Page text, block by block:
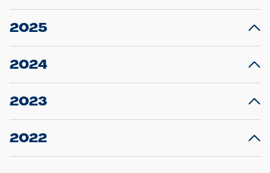
2025
23.12.2025
Projekt S5: Start der Bauarbeiten am
2024
10.12.2024
Großprojekt S5: Sperrung der Bahnstraße in
2023
20.12.2023
Schleswig-Holstein verlängert den
2022
22.12.2022